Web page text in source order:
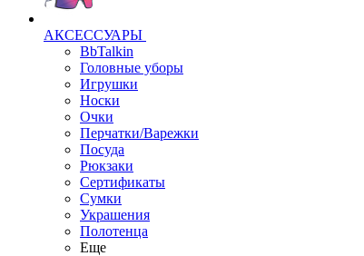
АКСЕССУАРЫ
BbTalkin
Головные уборы
Игрушки
Носки
Очки
Перчатки/Варежки
Посуда
Рюкзаки
Сертификаты
Сумки
Украшения
Полотенца
Еще